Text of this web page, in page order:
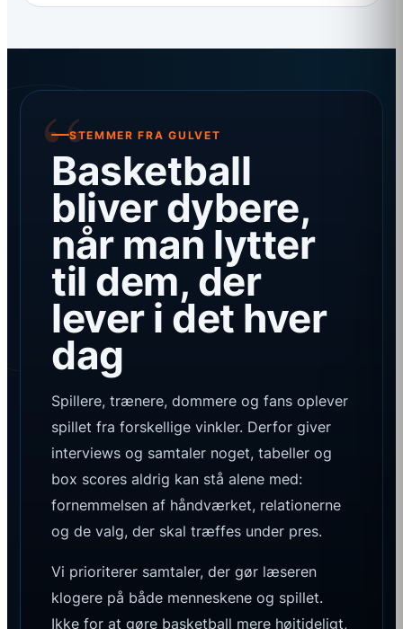
STEMMER FRA GULVET
Basketball
bliver dybere,
når man lytter
til dem, der
lever i det hver
dag
Spillere, trænere, dommere og fans oplever
spillet fra forskellige vinkler. Derfor giver
interviews og samtaler noget, tabeller og
box scores aldrig kan stå alene med:
fornemmelsen af håndværket, relationerne
og de valg, der skal træffes under pres.
Vi prioriterer samtaler, der gør læseren
klogere på både menneskene og spillet.
Ikke for at gøre basketball mere højtideligt,